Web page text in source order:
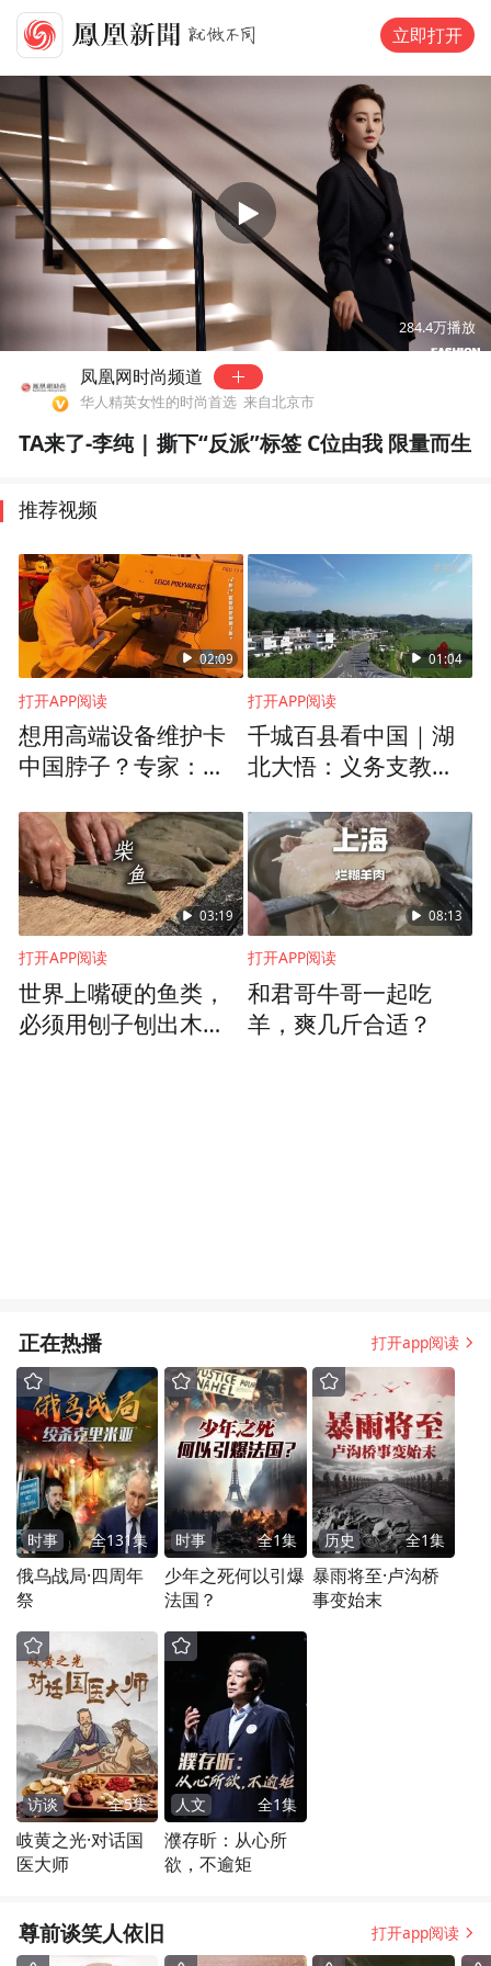
立即打开
00:00 05:00
284.4万播放
凤凰网时尚频道
华人精英女性的时尚首选 来自北京市
TA来了-李纯 | 撕下“反派”标签 C位由我 限量而生
推荐视频
02:09
打开APP阅读
想用高端设备维护卡
中国脖子？专家：这
的深层焦虑
01:04
打开APP阅读
千城百县看中国｜湖
北大悟：义务支教续
03:19
打开APP阅读
世界上嘴硬的鱼类，
必须用刨子刨出木鱼
08:13
打开APP阅读
和君哥牛哥一起吃
羊，爽几斤合适？
正在热播 打开app阅读
时事 全131集
俄乌战局·四周年
祭
时事 全1集
少年之死何以引爆
法国？
历史 全1集
暴雨将至·卢沟桥
事变始末
访谈 全5集
岐黄之光·对话国
医大师
人文 全1集
濮存昕：从心所
欲，不逾矩
尊前谈笑人依旧 打开app阅读